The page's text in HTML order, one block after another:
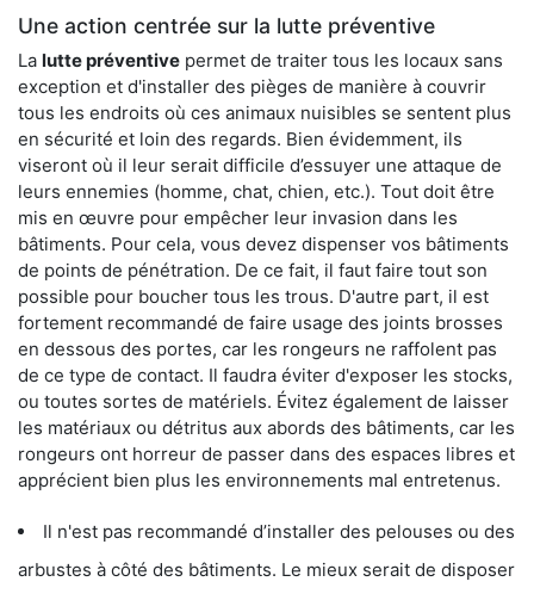
Une action centrée sur la lutte préventive
La lutte préventive permet de traiter tous les locaux sans
exception et d'installer des pièges de manière à couvrir
tous les endroits où ces animaux nuisibles se sentent plus
en sécurité et loin des regards. Bien évidemment, ils
viseront où il leur serait difficile d’essuyer une attaque de
leurs ennemies (homme, chat, chien, etc.). Tout doit être
mis en œuvre pour empêcher leur invasion dans les
bâtiments. Pour cela, vous devez dispenser vos bâtiments
de points de pénétration. De ce fait, il faut faire tout son
possible pour boucher tous les trous. D'autre part, il est
fortement recommandé de faire usage des joints brosses
en dessous des portes, car les rongeurs ne raffolent pas
de ce type de contact. Il faudra éviter d'exposer les stocks,
ou toutes sortes de matériels. Évitez également de laisser
les matériaux ou détritus aux abords des bâtiments, car les
rongeurs ont horreur de passer dans des espaces libres et
apprécient bien plus les environnements mal entretenus.
Il n'est pas recommandé d’installer des pelouses ou des
arbustes à côté des bâtiments. Le mieux serait de disposer